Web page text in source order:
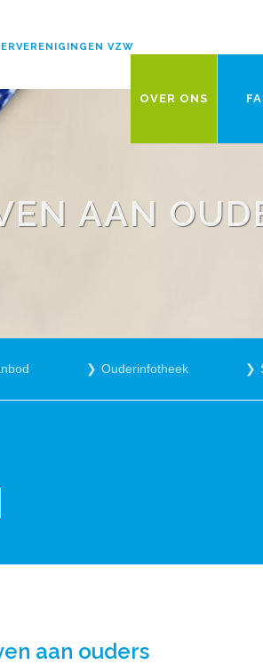
VZW
OVER ONS
AAN
Ouderinfotheek
aan ouders